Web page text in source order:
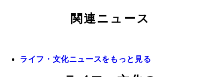
関連ニュース
ライフ・文化ニュースをもっと見る